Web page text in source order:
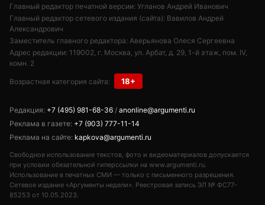
Главный редактор печатной версии: Угланов Андрей Иванович
Главный редактор сетевого издания (сайта): Вавилов Андрей
Александрович
Заместитель главного редактора: Аверьянова Олеся Сергеевна
Адрес редакции: 119002, г. Москва, ул. Арбат, д. 29, 1-й этаж, пом. IV,
комн. 2
Возрастная категория сайта: 18+
Редакция: +7 (495) 981-68-36 / anonline@argumenti.ru
Реклама в газете: +7 (903) 777-11-14
Реклама на сайте: kapkova@argumenti.ru
Свободное использование текстов, фото и видеоматериалов допускается
при условии обязательной гиперссылки на www.argumenti.ru.
Использование в печатных СМИ — только с письменного разрешения.
Сетевое издание «Аргументы недели». Реестровая запись ЭЛ № ФС77-
85253 от 10.05.2023.